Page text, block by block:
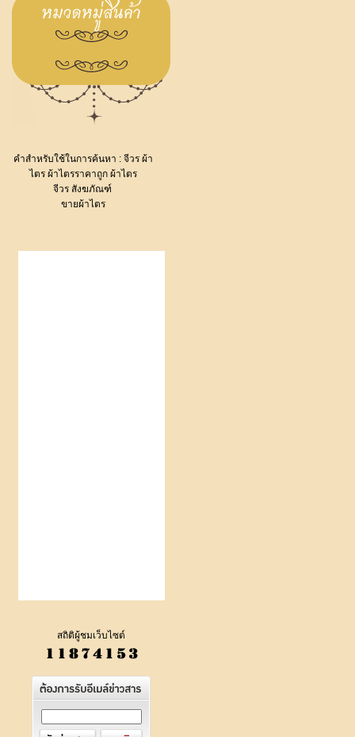
คำสำหรับใช้ในการค้นหา : จีวร ผ้า
ไตร ผ้าไตรราคาถูก ผ้าไตร
จีวร สังฆภัณฑ์
ขายผ้าไตร
สถิติผู้ชมเว็บไซต์